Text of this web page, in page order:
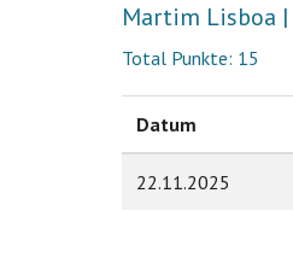
Martim Lisboa
Total Punkte: 15
Datum
22.11.2025